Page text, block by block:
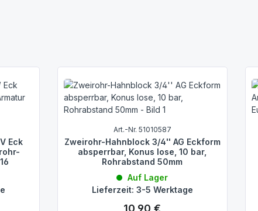
Eck
Art.-Nr. 51010587
Zweirohr-Hahnblock 3/4'' AG Eckform
absperrbar, Konus lose, 10 bar,
Rohrabstand 50mm
Auf Lager
Lieferzeit: 3-5 Werktage
Regulärer Preis:
10,90 €